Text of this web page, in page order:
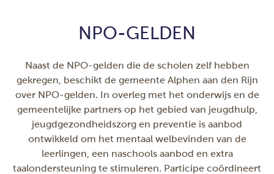
NPO-GELDEN
Naast de NPO-gelden die de scholen zelf hebben
gekregen, beschikt de gemeente Alphen aan den Rijn
over NPO-gelden. In overleg met het onderwijs en de
gemeentelijke partners op het gebied van jeugdhulp,
jeugdgezondheidszorg en preventie is aanbod
ontwikkeld om het mentaal welbevinden van de
leerlingen, een naschools aanbod en extra
taalondersteuning te stimuleren. Participe coördineert